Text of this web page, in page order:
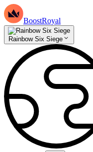
BoostRoyal
Rainbow Six Siege